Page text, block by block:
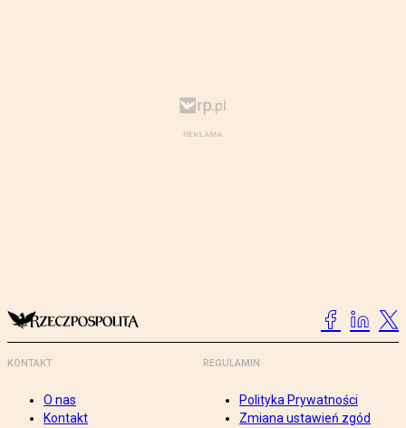
KONTAKT
O nas
Kontakt
REGULAMIN
Polityka Prywatności
Zmiana ustawień zgód